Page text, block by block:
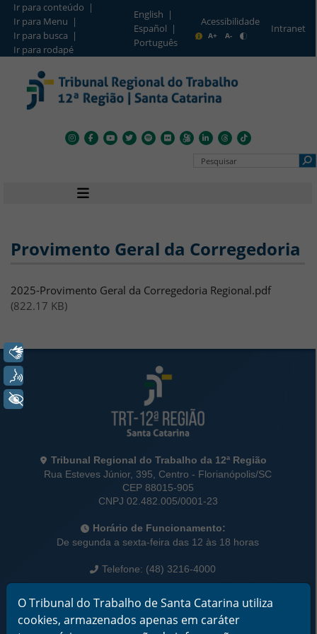
Barra de Acesso Rápido
Ir para conteúdo |
Ir para Menu |
Ir para busca |
Ir para rodapé
English |
Español |
Português
Acessibilidade
A+ A-
Intranet
Pesquisar no Portal
Navegação principal
Provimento Geral da Corregedoria
Arquivo
2025-Provimento Geral da Corregedoria Regional.pdf
(822.17 KB)
Rodapé da Página
Informações de Contato
Tribunal Regional do Trabalho da 12ª Região
Rua Esteves Júnior, 395, Centro - Florianópolis/SC
CEP 88015-905
CNPJ 02.482.005/0001-23
Horário de Funcionamento:
De segunda a sexta-feira das 12 às 18 horas
Telefone: (48) 3216-4000
Institucional
Serviços
O Tribunal do Trabalho de Santa Catarina utiliza
cookies, armazenados apenas em caráter
Libras